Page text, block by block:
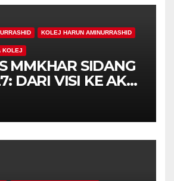
KOLEJ HARUN AMINURRASHID
KOLEJ
MMKHAR SIDANG
DARI VISI KE AKSI,
GENERASI